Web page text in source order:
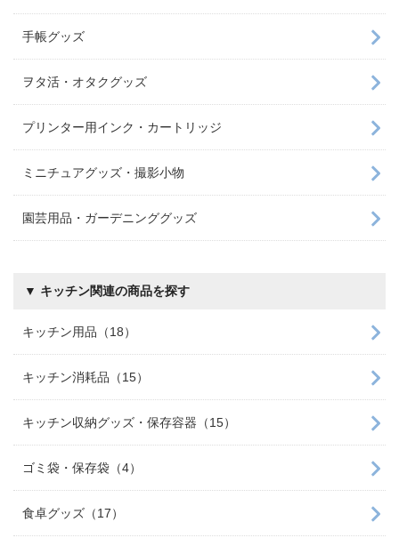
手帳グッズ
ヲタ活・オタクグッズ
プリンター用インク・カートリッジ
ミニチュアグッズ・撮影小物
園芸用品・ガーデニンググッズ
▼ キッチン関連の商品を探す
キッチン用品（18）
キッチン消耗品（15）
キッチン収納グッズ・保存容器（15）
ゴミ袋・保存袋（4）
食卓グッズ（17）